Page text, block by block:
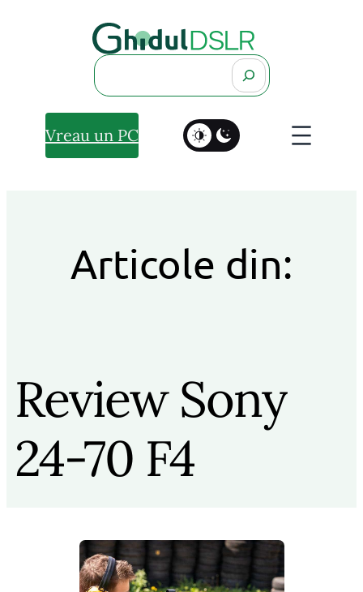
Search
Vreau un PC
Articole din:
Review Sony
24-70 F4